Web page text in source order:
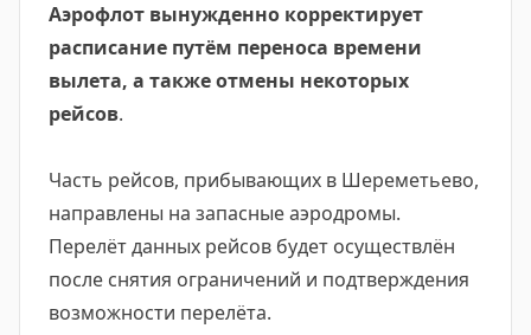
Аэрофлот вынужденно корректирует
расписание путём переноса времени
вылета, а также отмены некоторых
рейсов.
Часть рейсов, прибывающих в Шереметьево,
направлены на запасные аэродромы.
Перелёт данных рейсов будет осуществлён
после снятия ограничений и подтверждения
возможности перелёта.